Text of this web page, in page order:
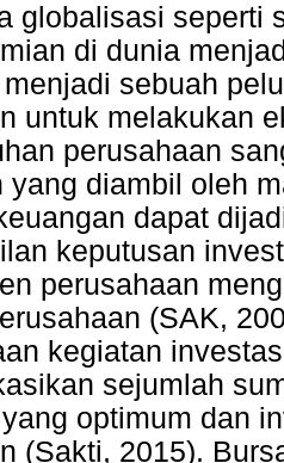
globalisasi seperti
di dunia
sebuah
untuk melakukan
perusahaan
yang diambil oleh
dapat
keputusan
perusahaan
(SAK,
kegiatan
sejumlah
optimum dan
(Sakti, 2015).